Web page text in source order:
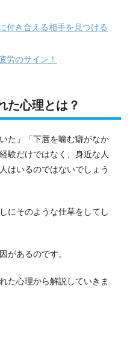
付き合える相手を見つける
労のサイン！
た心理とは？
た」「下唇を噛む癖がなか
験だけではなく、身近な人
はいるのではないでしょう
にそのような仕草をしてし
があるのです。
た心理から解説していきま